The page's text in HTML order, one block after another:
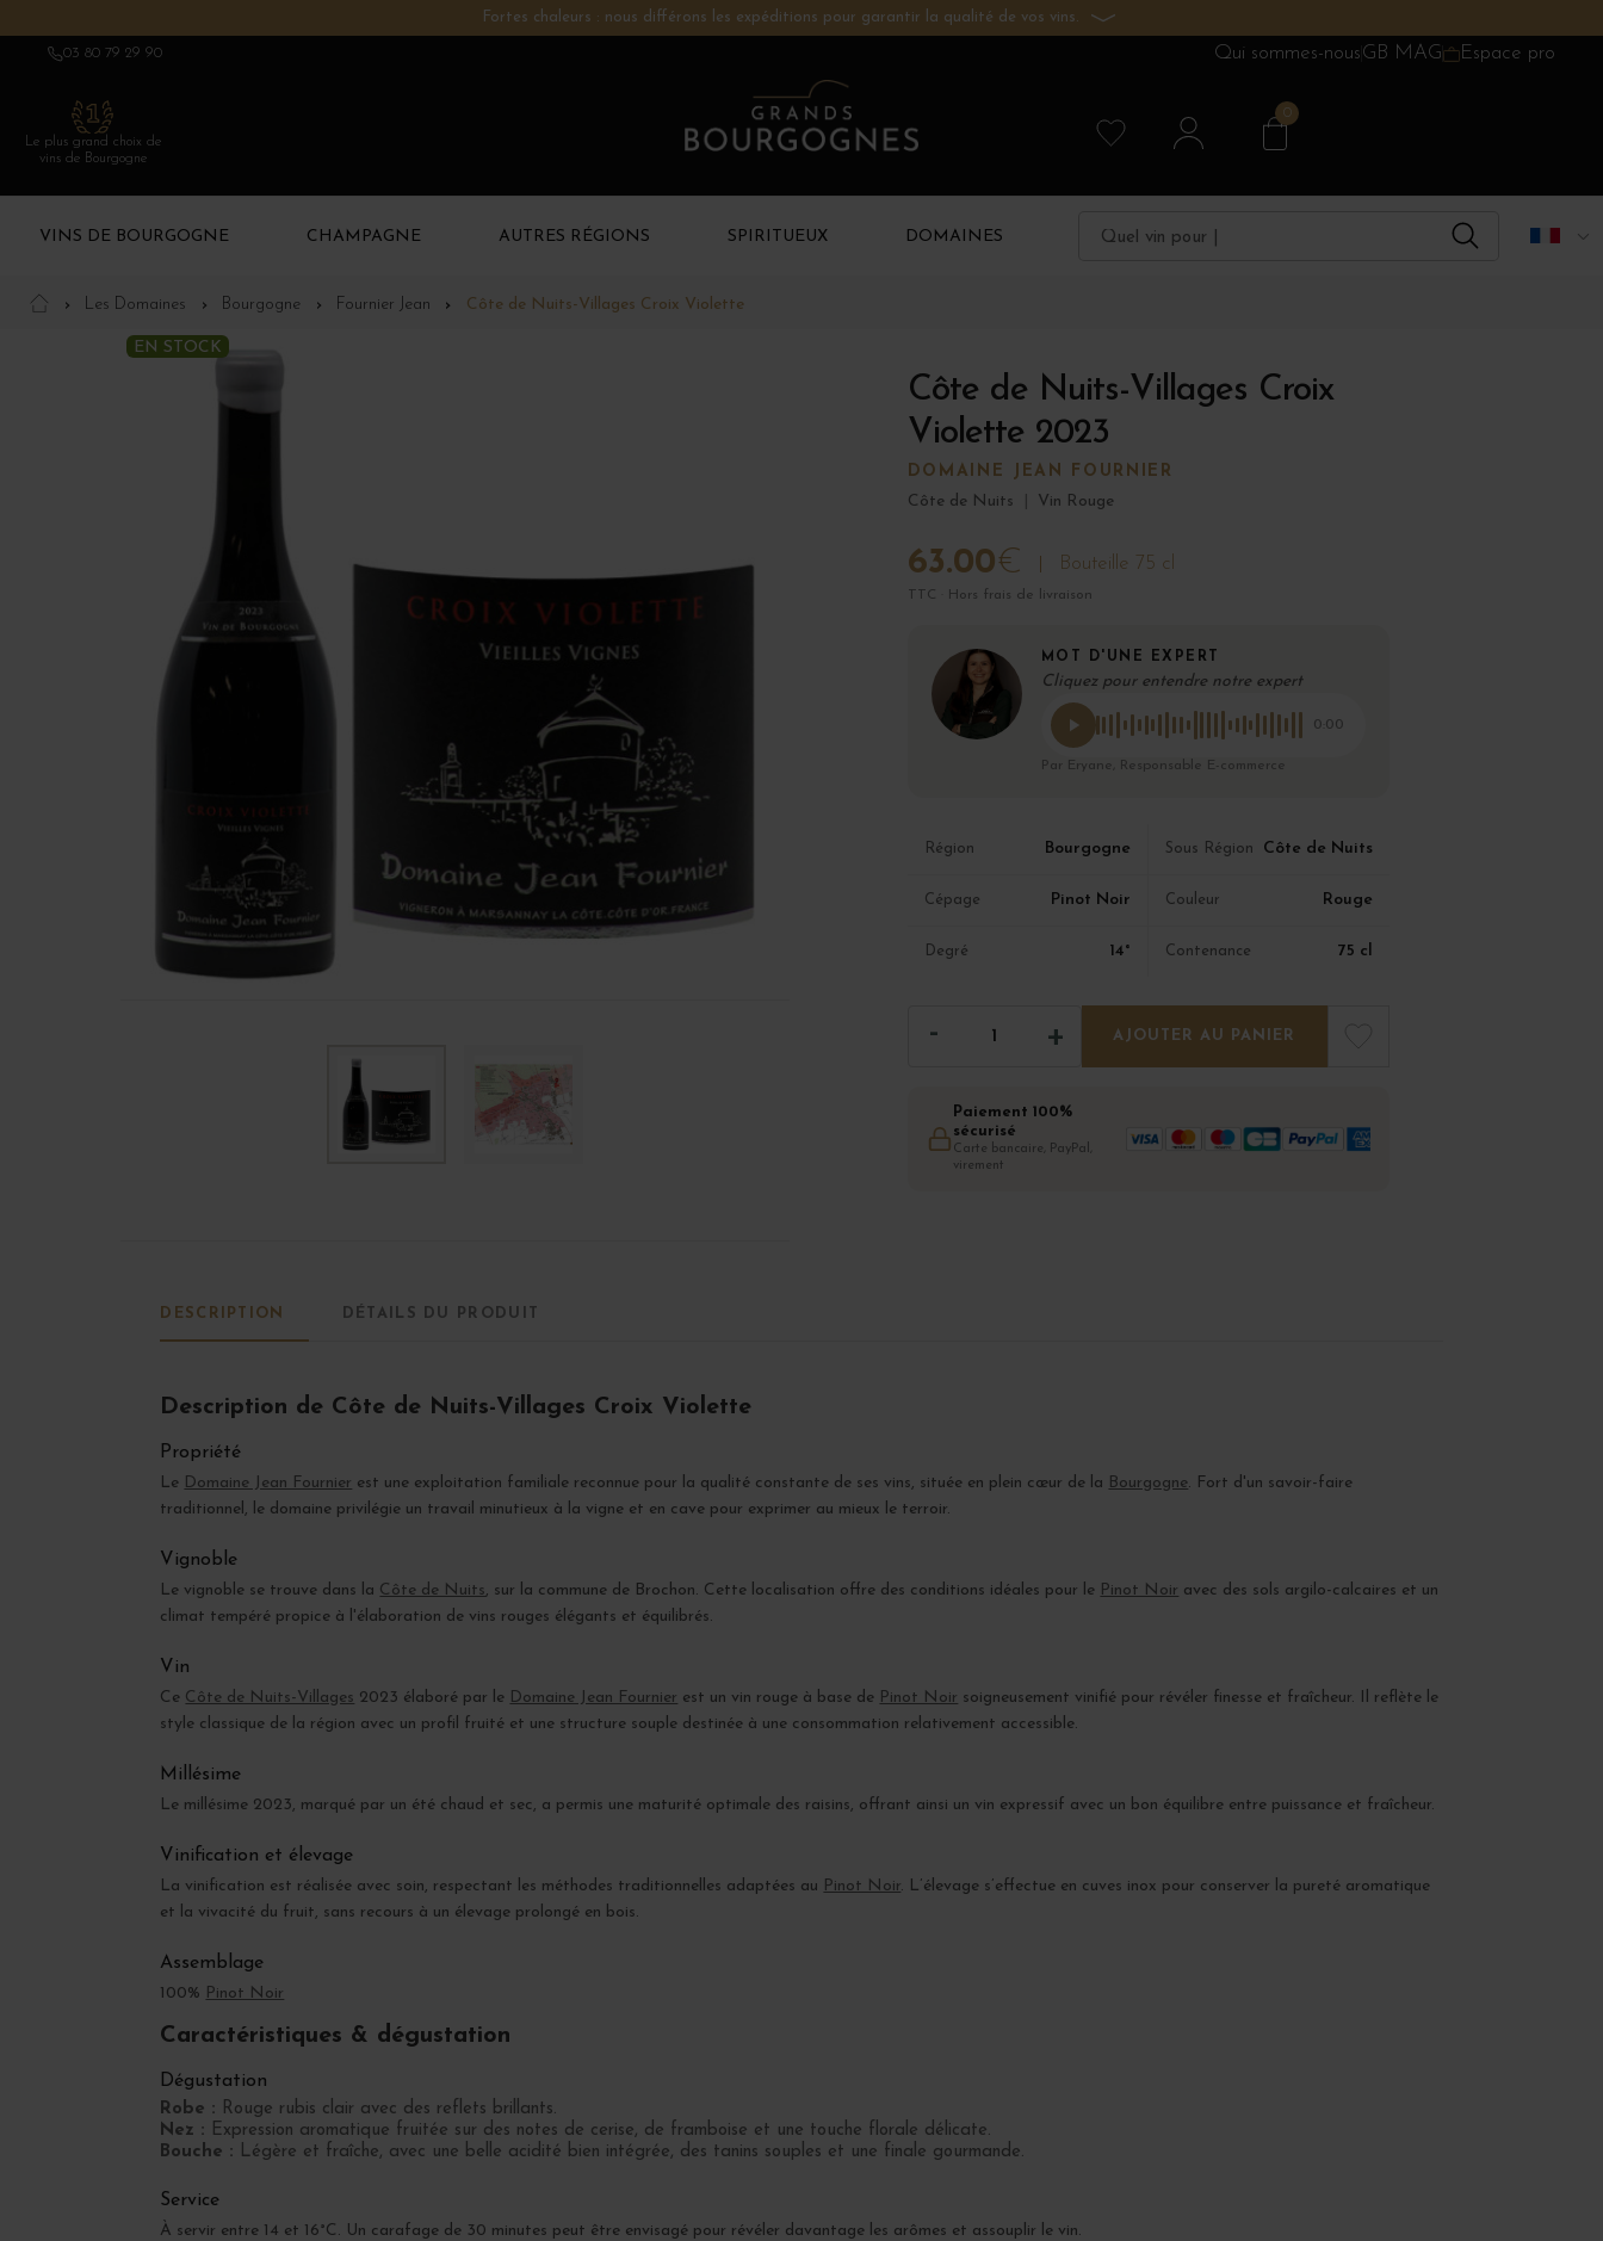
Fortes chaleurs : nous différons les expéditions pour garantir la qualité de vos vins.
03 80 79 29 90 Qui sommes-nousGB MAG Espace pro
Le plus grand choix de
vins de Bourgogne
0
VINS DE BOURGOGNE CHAMPAGNE AUTRES RÉGIONS SPIRITUEUX DOMAINES
Les Domaines Bourgogne Fournier Jean Côte de Nuits-Villages Croix Violette
EN STOCK
Côte de Nuits-Villages Croix
Violette 2023
DOMAINE JEAN FOURNIER
Côte de Nuits
Vin Rouge
63.00€ Bouteille 75 cl
TTC · Hors frais de livraison
MOT D'UNE EXPERT
Cliquez pour entendre notre expert
0:00
Par Eryane, Responsable E-commerce
Région Bourgogne Sous Région Côte de Nuits
Cépage Pinot Noir Couleur Rouge
Degré 14° Contenance 75 cl
AJOUTER AU PANIER
Paiement 100%
sécurisé
Carte bancaire, PayPal,
virement
DESCRIPTION DÉTAILS DU PRODUIT
Description de Côte de Nuits-Villages Croix Violette
Propriété
Le Domaine Jean Fournier est une exploitation familiale reconnue pour la qualité constante de ses vins, située en plein cœur de la Bourgogne. Fort d'un savoir-faire
traditionnel, le domaine privilégie un travail minutieux à la vigne et en cave pour exprimer au mieux le terroir.
Vignoble
Le vignoble se trouve dans la Côte de Nuits, sur la commune de Brochon. Cette localisation offre des conditions idéales pour le Pinot Noir avec des sols argilo-calcaires et un
climat tempéré propice à l'élaboration de vins rouges élégants et équilibrés.
Vin
Ce Côte de Nuits-Villages 2023 élaboré par le Domaine Jean Fournier est un vin rouge à base de Pinot Noir soigneusement vinifié pour révéler finesse et fraîcheur. Il reflète le
style classique de la région avec un profil fruité et une structure souple destinée à une consommation relativement accessible.
Millésime
Le millésime 2023, marqué par un été chaud et sec, a permis une maturité optimale des raisins, offrant ainsi un vin expressif avec un bon équilibre entre puissance et fraîcheur.
Vinification et élevage
La vinification est réalisée avec soin, respectant les méthodes traditionnelles adaptées au Pinot Noir. L’élevage s’effectue en cuves inox pour conserver la pureté aromatique
et la vivacité du fruit, sans recours à un élevage prolongé en bois.
Assemblage
100% Pinot Noir
Caractéristiques & dégustation
Dégustation
Robe : Rouge rubis clair avec des reflets brillants.
Nez : Expression aromatique fruitée sur des notes de cerise, de framboise et une touche florale délicate.
Bouche : Légère et fraîche, avec une belle acidité bien intégrée, des tanins souples et une finale gourmande.
Service
À servir entre 14 et 16°C. Un carafage de 30 minutes peut être envisagé pour révéler davantage les arômes et assouplir le vin.